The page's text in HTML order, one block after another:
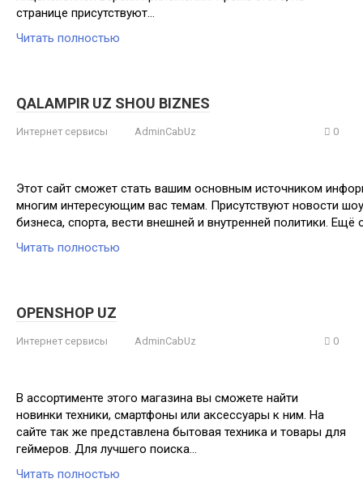
странице присутствуют…
Читать полностью
QALAMPIR UZ SHOU BIZNES
Интернет сервисы AdminCabUz 0
Этот сайт сможет стать вашим основным источником
многим интересующим вас темам. Присутствуют новости шоу
бизнеса, спорта, вести внешней и внутренней политики.
Читать полностью
OPENSHOP UZ
Интернет сервисы AdminCabUz 0
В ассортименте этого магазина вы сможете найти
новинки техники, смартфоны или аксессуары к ним. На
сайте так же представлена бытовая техника и товары для
геймеров. Для лучшего поиска…
Читать полностью